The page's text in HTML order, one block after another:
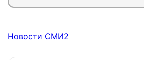
Новости СМИ2